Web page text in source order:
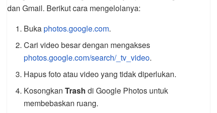
dan Gmail. Berikut cara mengelolanya:
Bukaphotos.google.com.
Cari video besar dengan mengakses
photos.google.com/search/_tv_video.
Hapus foto atau video yang tidak diperlukan.
KosongkanTrash di Google Photos untuk
membebaskan ruang.